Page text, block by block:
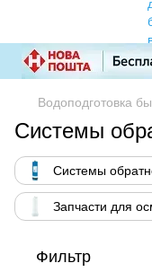
Водоподготовка
Системы
Системы
Запчасти для
Фильтр